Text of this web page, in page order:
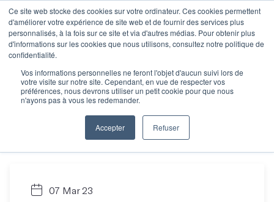
Ce site web stocke des cookies sur votre ordinateur. Ces cookies permettent
d'améliorer votre expérience de site web et de fournir des services plus
personnalisés, à la fois sur ce site et via d'autres médias. Pour obtenir plus
d'informations sur les cookies que nous utilisons, consultez notre politique de
confidentialité.
Vos informations personnelles ne feront l'objet d'aucun suivi lors de
votre visite sur notre site. Cependant, en vue de respecter vos
préférences, nous devrons utiliser un petit cookie pour que nous
n'ayons pas à vous les redemander.
Accepter Refuser
Objectif manuscrit :
Comment écrire son
roman en 12 mois ?
07 Mar 23